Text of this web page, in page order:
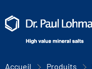
Accueil Produits